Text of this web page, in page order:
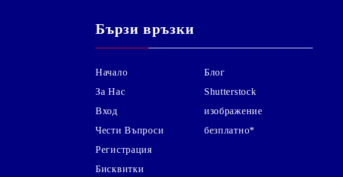
Бързи връзки
Начало
За Нас
Вход
Чести Въпроси
Регистрация
Бисквитки
Блог
Shutterstock
изображение
безплатно*